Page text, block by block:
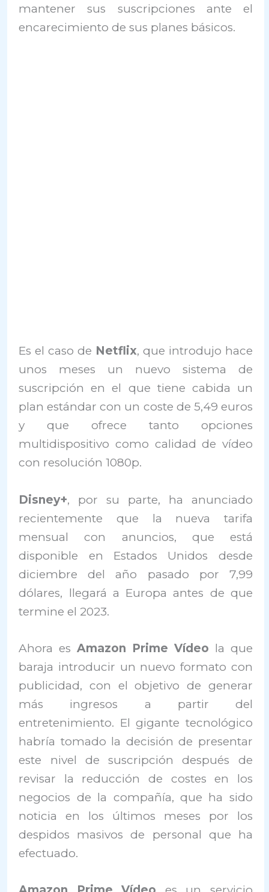
mantener sus suscripciones ante el
encarecimiento de sus planes básicos.
Es el caso de Netflix, que introdujo hace
unos meses un nuevo sistema de
suscripción en el que tiene cabida un
plan estándar con un coste de 5,49 euros
y que ofrece tanto opciones
multidispositivo como calidad de vídeo
con resolución 1080p.
Disney+, por su parte, ha anunciado
recientemente que la nueva tarifa
mensual con anuncios, que está
disponible en Estados Unidos desde
diciembre del año pasado por 7,99
dólares, llegará a Europa antes de que
termine el 2023.
Ahora esAmazon Prime Vídeo la que
baraja introducir un nuevo formato con
publicidad, con el objetivo de generar
más ingresos a partir del
entretenimiento. El gigante tecnológico
habría tomado la decisión de presentar
este nivel de suscripción después de
revisar la reducción de costes en los
negocios de la compañía, que ha sido
noticia en los últimos meses por los
despidos masivos de personal que ha
efectuado.